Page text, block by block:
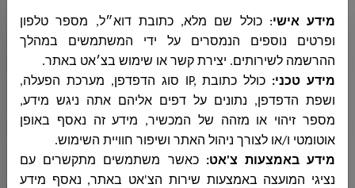
ديوان رئيس المجلس
ديوان المدير العام
الهندسة
מידע אישי: כולל שם מלא, כתובת דוא״ל, מספר טלפון
ופרטים נוספים
הנמסרים על ידי המשתמשים במהלך
ההרשמה לשירותים. יצירת קשר או שימוש בצ׳אט באתר.
מידע טכני: כולל כתובתIP, סוג הדפדפן, מערכת הפעלה,
ושפת הדפדפן, נתונים על דפים אליהם אתה ניגש מידע,
מספר זיהוי או מזהה של המכשיר, מידע זה נאסף באופן
אוטומטי ו/או לצורך ניהול האתר ושיפור חוויית השימוש.
מידע באמצעות צ'אט: כאשר משתמשים מתקשרים עם
נציגי המועצה באמצעות שירות הצ'אט באתר, נאסף מידע